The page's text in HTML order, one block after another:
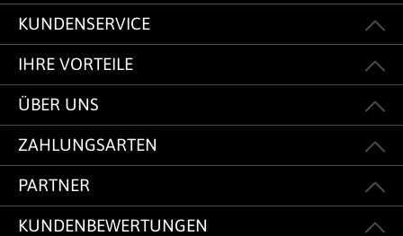
KUNDENSERVICE
IHRE VORTEILE
ÜBER UNS
ZAHLUNGSARTEN
PARTNER
KUNDENBEWERTUNGEN